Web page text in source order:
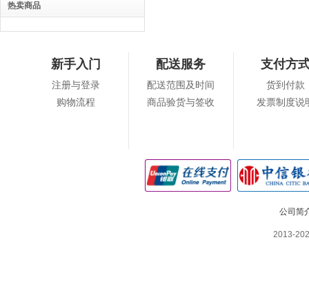
热卖商品
新手入门
注册与登录
购物流程
配送服务
配送范围及时间
商品验货与签收
支付方
货到付款
发票制度说
公司简
2013-